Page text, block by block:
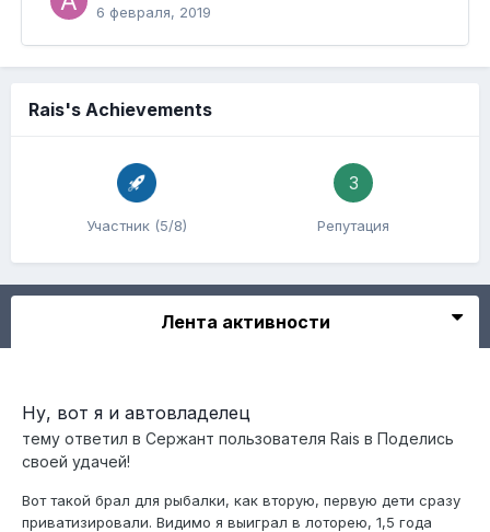
6 февраля, 2019
Rais's Achievements
Участник (5/8)
3
Репутация
Лента активности
Ну, вот я и автовладелец
тему ответил в Сержант пользователя Rais в Поделись
своей удачей!
Вот такой брал для рыбалки, как вторую, первую дети сразу
приватизировали. Видимо я выиграл в лоторею, 1,5 года